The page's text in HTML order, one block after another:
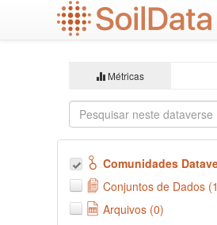
Métricas
Comunidades
Conjuntos de Dados
Arquivos (0)